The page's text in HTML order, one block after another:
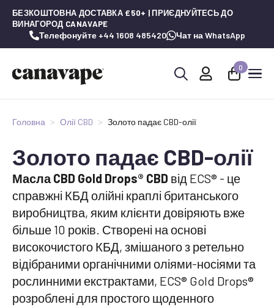
БЕЗКОШТОВНА ДОСТАВКА £50+ | ПРИЄДНУЙТЕСЬ ДО
ВИНАГОРОД CANAVAPE
Телефонуйте +44 1608 485420 Чат на WhatsApp
0
Головна Олії CBD Золото падає CBD-олії
Золото падає CBD-олії
Масла CBD Gold Drops® CBD від ECS® - це
справжні КБД олійні краплі британського
виробництва, яким клієнти довіряють вже
більше 10 років. Створені на основі
високочистого КБД, змішаного з ретельно
відібраними органічними оліями-носіями та
рослинними екстрактами, ECS® Gold Drops®
розроблені для простого щоденного